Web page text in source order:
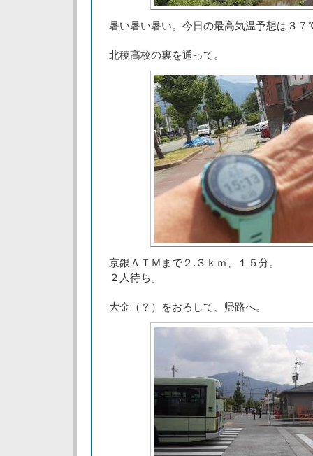
暑い暑い暑い。今日の最高気温予想は３
北稜高校の裏を通って。
京銀ＡＴＭまで２.３ｋｍ、１５分。
２人待ち。
大金（？）をおろして、帰路へ。